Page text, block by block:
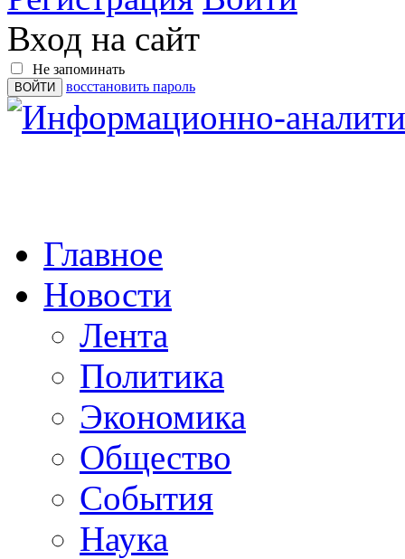
Вход на сайт
Не запоминать
восстановить пароль
Главное
Новости
Лента
Политика
Экономика
Общество
События
Наука